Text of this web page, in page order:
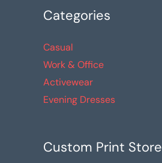
Categories
Casual
Work & Office
Activewear
Evening Dresses
Custom Print Store